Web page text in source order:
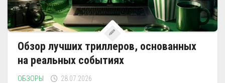
Обзор лучших триллеров, основанных
на реальных событиях
ОБЗОРЫ 28.07.2026